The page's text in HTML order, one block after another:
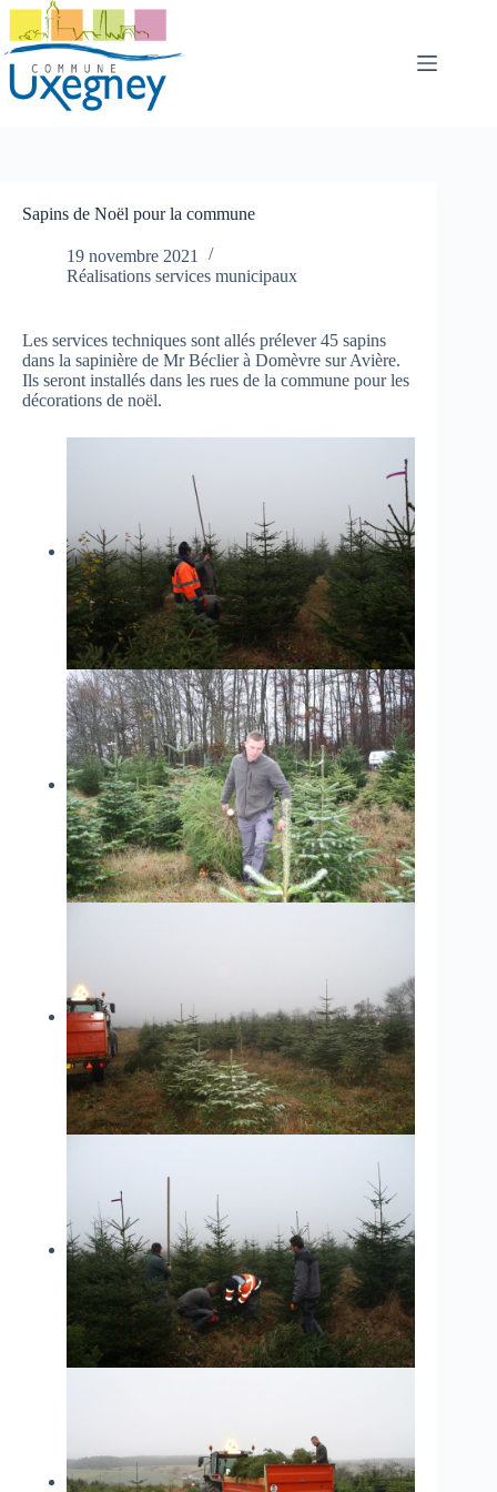
Passer
contenu
Sapins de Noël pour la commune
19 novembre 2021
Réalisations services municipaux
Les services techniques sont allés prélever 45 sapins
dans la sapinière de Mr Béclier à Domèvre sur Avière.
Ils seront installés dans les rues de la commune pour les
décorations de noël.